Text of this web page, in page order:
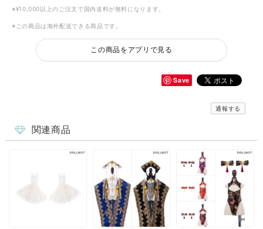
※¥10,000以上のご注文で国内送料が無料になります。
※この商品は海外配送できる商品です。
この商品をアプリで見る
Save
通報する
関連商品